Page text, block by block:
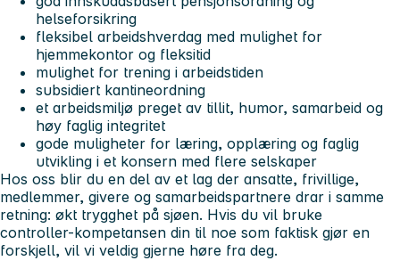
helseforsikring
fleksibel arbeidshverdag med mulighet for
hjemmekontor og fleksitid
mulighet for trening i arbeidstiden
subsidiert kantineordning
et arbeidsmiljø preget av tillit, humor, samarbeid og
høy faglig integritet
gode muligheter for læring, opplæring og faglig
utvikling i et konsern med flere selskaper
Hos oss blir du en del av et lag der ansatte, frivillige,
medlemmer, givere og samarbeidspartnere drar i samme
retning: økt trygghet på sjøen. Hvis du vil bruke
controller-kompetansen din til noe som faktisk gjør en
forskjell, vil vi veldig gjerne høre fra deg.